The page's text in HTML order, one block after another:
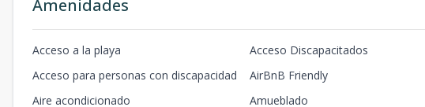
Amenidades
Acceso a la playa Acceso Discapacitados
Acceso para personas con discapacidad
AirBnB Friendly
Aire acondicionado
Amueblado